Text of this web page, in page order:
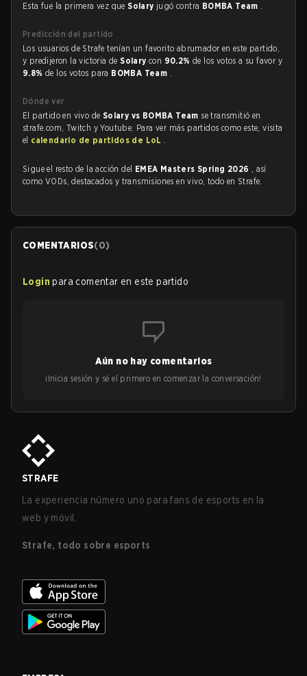
Esta fue la primera vez queSolary jugó contra BOMBA Team .
Predicción del partido
Los usuarios de Strafe tenían un favorito abrumador en este partido,
y predijeron la victoria deSolarycon 90.2%de los votos a su favor y
9.8% de los votos para BOMBA Team .
Dónde ver
El partido en vivo de Solary vs BOMBA Team se transmitió en
strafe.com, Twitch y Youtube. Para ver más partidos como este, visita
el calendario de partidos de LoL .
Sigue el resto de la acción del EMEA Masters Spring 2026 , así
como VODs, destacados y transmisiones en vivo, todo en Strafe.
COMENTARIOS(0)
Login para comentar en este partido
Aún no hay comentarios
¡Inicia sesión y sé el primero en comenzar la conversación!
STRAFE
La experiencia número uno para fans de esports en la
web y móvil.
Strafe, todo sobre esports